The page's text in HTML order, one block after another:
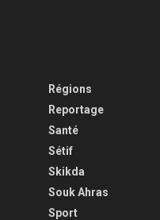
Régions
Reportage
Santé
Sétif
Skikda
Souk Ahras
Sport